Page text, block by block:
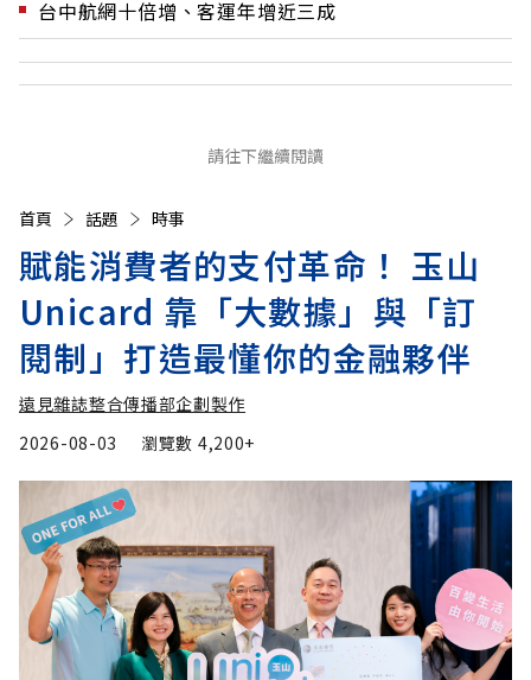
台中航網十倍增、客運年增近三成
請往下繼續閱讀
首頁 話題 時事
賦能消費者的支付革命！ 玉山
Unicard 靠「大數據」與「訂
閱制」打造最懂你的金融夥伴
遠見雜誌整合傳播部企劃製作
2026-08-03
瀏覽數 4,200+